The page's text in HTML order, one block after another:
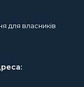
для власників